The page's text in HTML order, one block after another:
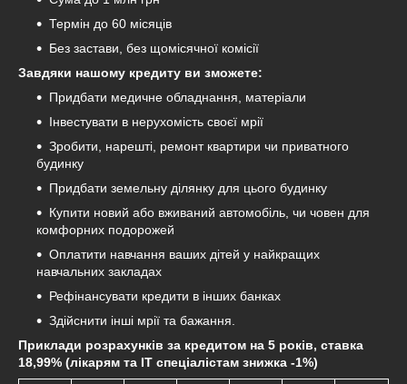
Термін до 60 місяців
Без застави, без щомісячної комісії
Завдяки нашому кредиту ви зможете:
Придбати медичне обладнання, матеріали
Інвестувати в нерухомість своєї мрії
Зробити, нарешті, ремонт квартири чи приватного
будинку
Придбати земельну ділянку для цього будинку
Купити новий або вживаний автомобіль, чи човен для
комфорних подорожей
Оплатити навчання ваших дітей у найкращих
навчальних закладах
Рефінансувати кредити в інших банках
Здійснити інші мрії та бажання.
Приклади розрахунків за кредитом на 5 років, ставка
18,99% (лікарям та IT спеціалістам знижка -1%)